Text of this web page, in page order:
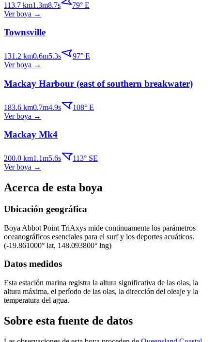
113.7 km1.3m8.7s 79° E
Ver boya →
Townsville
131.2 km0.6m5.3s 97° E
Ver boya →
Mackay Harbour (east of southern breakwater)
183.6 km0.7m4.9s 108° E
Ver boya →
Mackay Mk4
200.0 km1.1m5.6s 113° SE
Ver boya →
Acerca de esta boya
Ubicación geográfica
Boya Abbot Point TriAxys mide continuamente los parámetros
oceanográficos esenciales para el surf y los deportes acuáticos.
(-19.861000° lat, 148.093800° lng)
Datos medidos
Esta estación marina registra la altura significativa de las olas, la
altura máxima, el período de las olas, la dirección del oleaje y la
temperatura del agua.
Sobre esta fuente de datos